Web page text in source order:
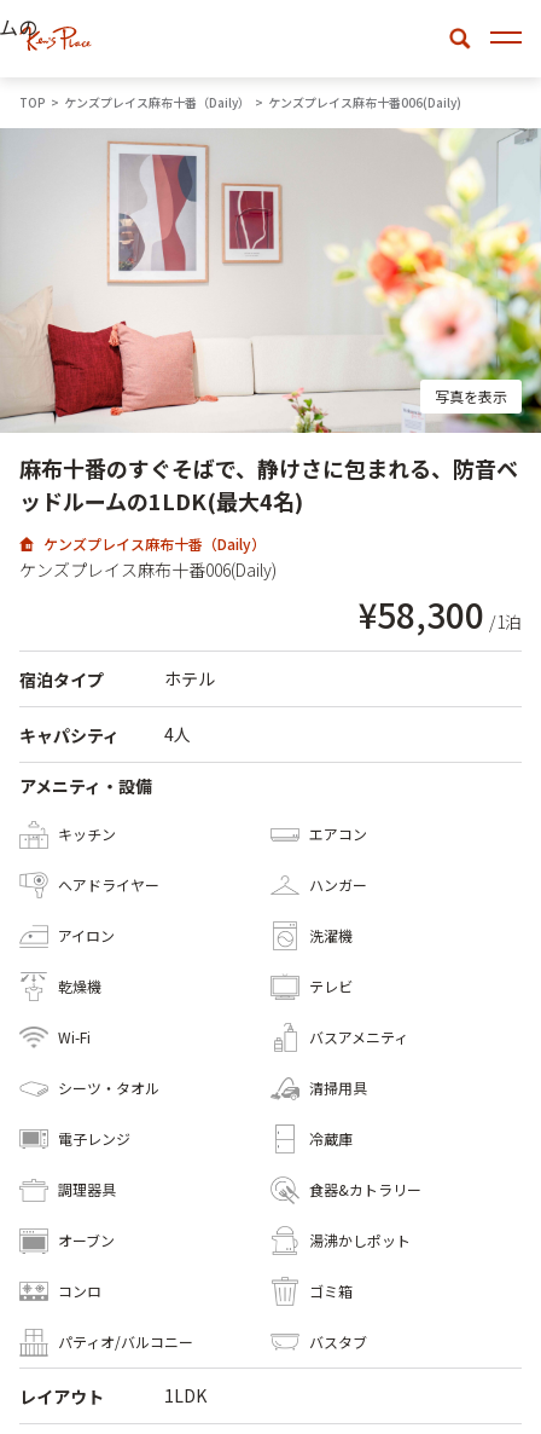
の
TOP ケンズプレイス麻布十番（Daily） ケンズプレイス麻布十番006(Daily)
写真を表示
麻布十番のすぐそばで、静けさに包まれる、防音ベ
ッドルームの1LDK(最大4名)
ケンズプレイス麻布十番（Daily）
ケンズプレイス麻布十番006(Daily)
¥58,300 /1泊
宿泊タイプ ホテル
キャパシティ 4人
アメニティ・設備
キッチン エアコン
へアドライヤー ハンガー
アイロン 洗濯機
乾燥機 テレビ
Wi-Fi バスアメニティ
シーツ・タオル 清掃用具
電子レンジ 冷蔵庫
調理器具 食器&カトラリー
オーブン 湯沸かしポット
コンロ ゴミ箱
パティオ/バルコニー バスタブ
レイアウト 1LDK